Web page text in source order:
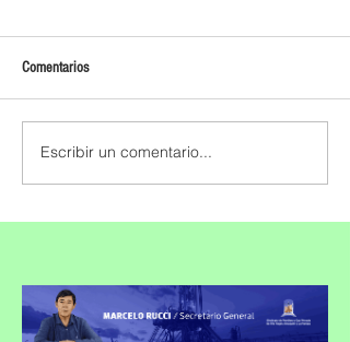
Comentarios
Escribir un comentario...